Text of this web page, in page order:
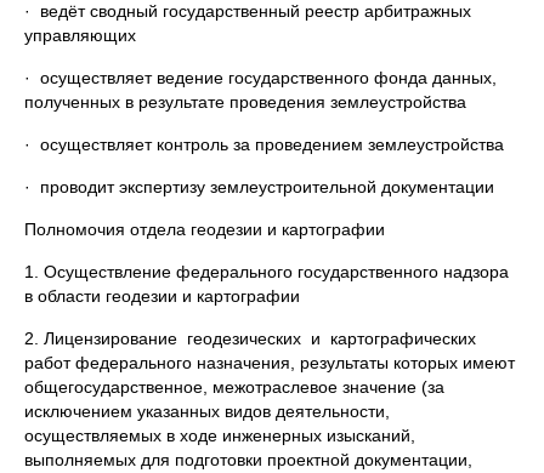
· ведёт сводный государственный реестр арбитражных
управляющих
· осуществляет ведение государственного фонда данных,
полученных в результате проведения землеустройства
· осуществляет контроль за проведением землеустройства
· проводит экспертизу землеустроительной документации
Полномочия отдела геодезии и картографии
1. Осуществление федерального государственного надзора
в области геодезии и картографии
2. Лицензирование геодезических и картографических
работ федерального назначения, результаты которых имеют
общегосударственное, межотраслевое значение (за
исключением указанных видов деятельности,
осуществляемых в ходе инженерных изысканий,
выполняемых для подготовки проектной документации,